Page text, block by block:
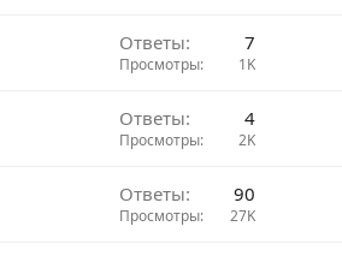
Ответы 7
Просмотры 1K
Ответы 4
Просмотры 2K
Ответы 90
Просмотры 27K